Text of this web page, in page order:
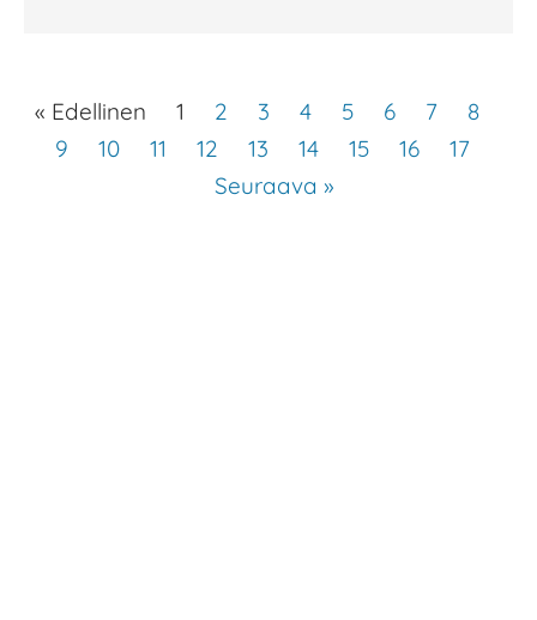
« Edellinen 1 2 3 4 5 6 7
8
9
10 11 12 13 14 15 16
17
Seuraava »